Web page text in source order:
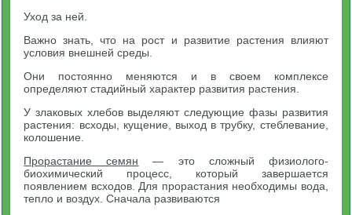
Уход за ней.
Важно знать, что на рост и развитие растения влияют
условия внешней среды.
Они постоянно меняются и в своем комплексе
определяют стадийный характер развития растения.
У злаковых хлебов выделяют следующие фазы развития
растения: всходы, кущение, выход в трубку, стеблевание,
колошение.
Прорастание семян — это сложный физиолого-
биохимический процесс, который завершается
появлением всходов. Для прорастания необходимы вода,
тепло и воздух. Сначала развиваются